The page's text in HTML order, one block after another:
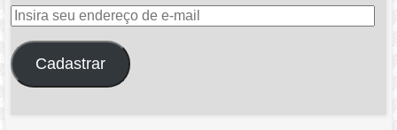
Insira
endereço
de
Cadastrar